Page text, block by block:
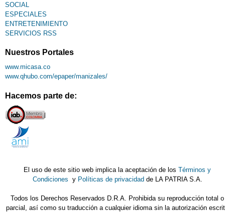
SOCIAL
ESPECIALES
ENTRETENIMIENTO
SERVICIOS RSS
Nuestros Portales
www.micasa.co
www.qhubo.com/epaper/manizales/
Hacemos parte de:
El uso de este sitio web implica la aceptación de losTérminos y
Condiciones y Políticas de privacidad de LA PATRIA S.A.
Todos los Derechos Reservados D.R.A. Prohibida su reproducción total o
parcial, así como su traducción a cualquier idioma sin la autorización